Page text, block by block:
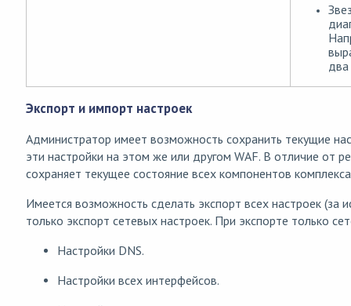
два
Экспорт и импорт настроек
Администратор имеет возможность сохранить текущие
эти настройки на этом же или другом WAF. В отличие от
сохраняет текущее состояние всех компонентов
Имеется возможность сделать экспорт всех настроек
только экспорт сетевых настроек. При экспорте только
Настройки DNS.
Настройки всех интерфейсов.